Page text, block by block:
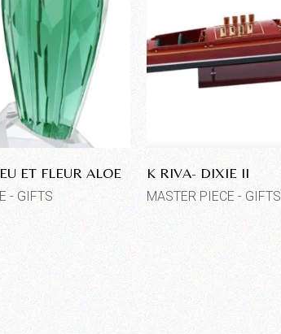
ET FLEUR ALOE
- GIFTS
K RIVA- DIXIE II
MASTER PIECE - GIFTS